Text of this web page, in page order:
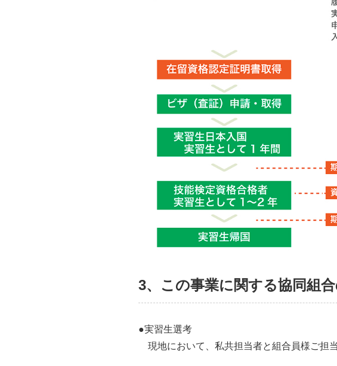
3、この事業に関する協同組合
●実習生選考
現地において、私共担当者と組合員様ご担